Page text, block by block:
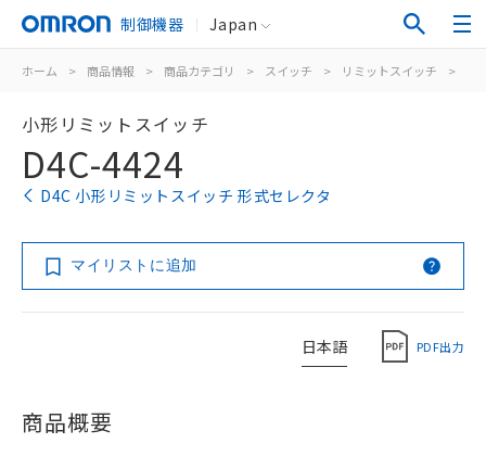
制御機器 Japan
ホーム > 商品情報 > 商品カテゴリ > スイッチ > リミットスイッチ >
小形リミットスイッチ
D4C-4424
D4C 小形リミットスイッチ 形式セレクタ
マイリストに追加
日本語 PDF出力
商品概要